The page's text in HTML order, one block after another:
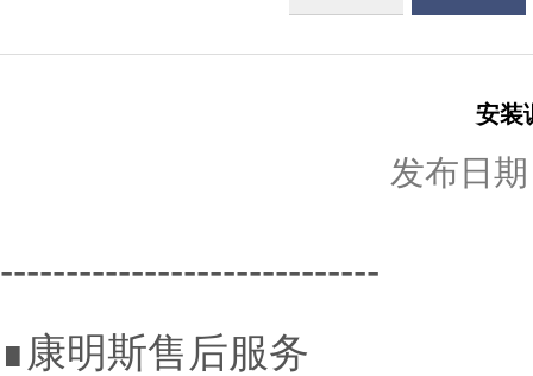
安装
发布日
-----------------------------
∎康明斯售后服务